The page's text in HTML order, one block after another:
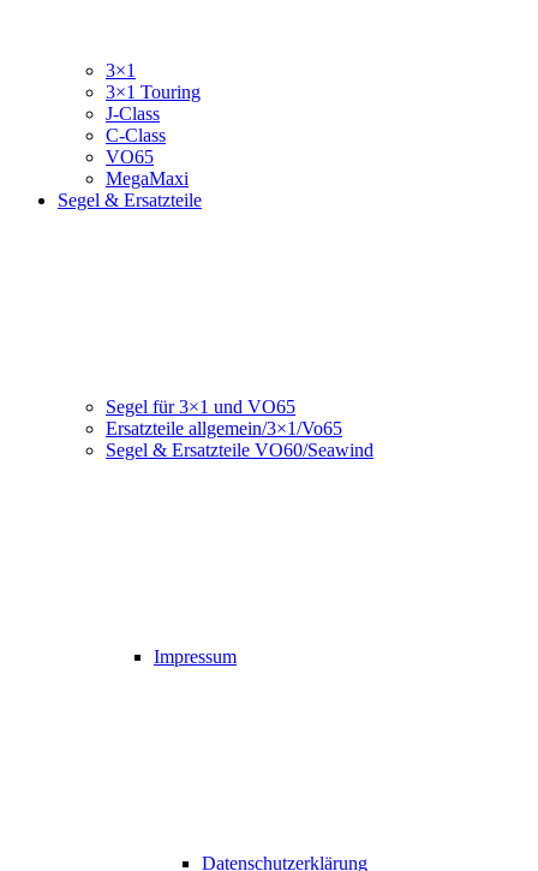
3×1
3×1 Touring
J-Class
C-Class
VO65
MegaMaxi
Segel & Ersatzteile
Segel für 3×1 und VO65
Ersatzteile allgemein/3×1/Vo65
Segel & Ersatzteile VO60/Seawind
Impressum
Datenschutzerklärung